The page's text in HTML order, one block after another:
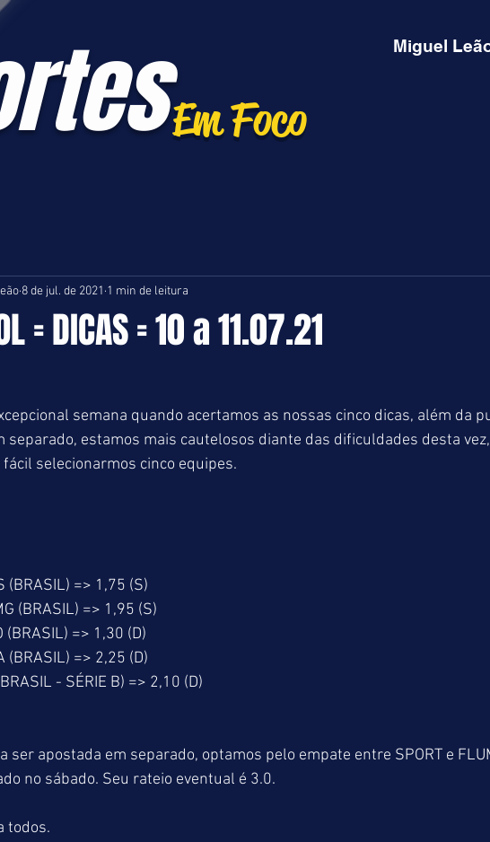
Em Foco
Miguel
= DICAS = 10 a 11.07.21
8 de jul. de 2021 1 min de leitura
semana quando acertamos as nossas cinco dicas, além da
separado, estamos mais cautelosos diante das dificuldades desta
fácil selecionarmos cinco equipes.
(BRASIL) => 1,75 (S)
(BRASIL) => 1,95 (S)
=> 1,30 (D)
(BRASIL) => 2,25 (D)
- SÉRIE B) => 2,10 (D)
a ser apostada em separado, optamos pelo empate entre SPORT e
no sábado. Seu rateio eventual é 3.0.
todos.